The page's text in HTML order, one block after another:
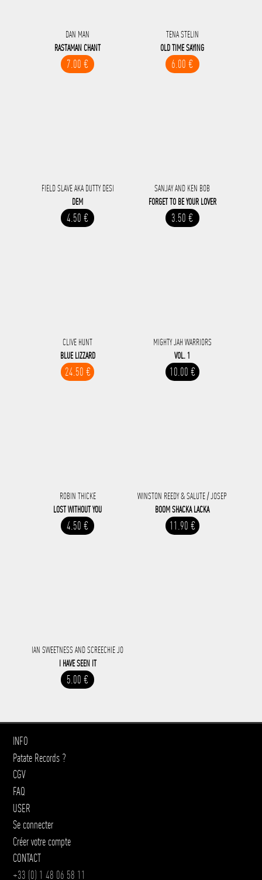
DAN MAN
RASTAMAN CHANT
7.00 €
TENA STELIN
OLD TIME SAYING
6.00 €
FIELD SLAVE AKA DUTTY DESI
DEM
4.50 €
SANJAY AND KEN BOB
FORGET TO BE YOUR LOVER
3.50 €
CLIVE HUNT
BLUE LIZZARD
24.50 €
MIGHTY JAH WARRIORS
VOL. 1
10.00 €
ROBIN THICKE
LOST WITHOUT YOU
4.50 €
WINSTON REEDY & SALUTE / JOSEP
BOOM SHACKA LACKA
11.90 €
IAN SWEETNESS AND SCREECHIE JO
I HAVE SEEN IT
5.00 €
INFO
Patate Records ?
CGV
FAQ
USER
Se connecter
Créer votre compte
CONTACT
+33 (0) 1 48 06 58 11